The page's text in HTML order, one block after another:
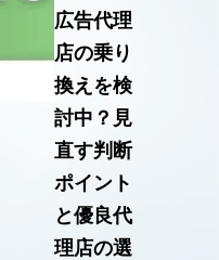
広告代理
店の乗り
換えを検
討中？見
直す判断
ポイント
と優良代
理店の選